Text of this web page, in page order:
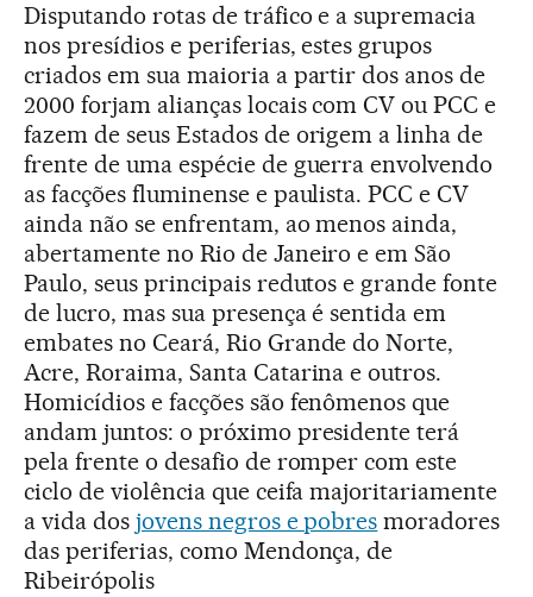
Disputando rotas de tráfico e a supremacia
nos presídios e periferias, estes grupos
criados em sua maioria a partir dos anos de
2000 forjam alianças locais com CV ou PCC e
fazem de seus Estados de origem a linha de
frente de uma espécie de guerra envolvendo
as facções fluminense e paulista. PCC e CV
ainda não se enfrentam, ao menos ainda,
abertamente no Rio de Janeiro e em São
Paulo, seus principais redutos e grande fonte
de lucro, mas sua presença é sentida em
embates no Ceará, Rio Grande do Norte,
Acre, Roraima, Santa Catarina e outros.
Homicídios e facções são fenômenos que
andam juntos: o próximo presidente terá
pela frente o desafio de romper com este
ciclo de violência que ceifa majoritariamente
a vida dos jovens negros e pobres moradores
das periferias, como Mendonça, de
Ribeirópolis